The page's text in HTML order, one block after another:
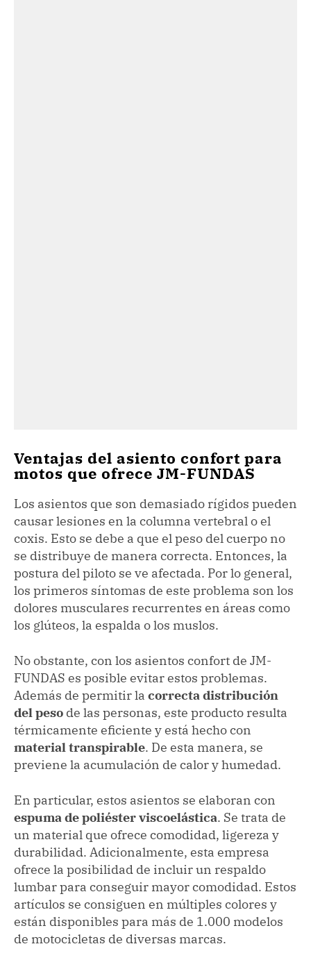
Ventajas del asiento confort para
motos que ofrece JM-FUNDAS
Los asientos que son demasiado rígidos pueden
causar lesiones en la columna vertebral o el
coxis. Esto se debe a que el peso del cuerpo no
se distribuye de manera correcta. Entonces, la
postura del piloto se ve afectada. Por lo general,
los primeros síntomas de este problema son los
dolores musculares recurrentes en áreas como
los glúteos, la espalda o los muslos.
No obstante, con los asientos confort de JM-
FUNDAS es posible evitar estos problemas.
Además de permitir la correcta distribución
del peso de las personas, este producto resulta
térmicamente eficiente y está hecho con
material transpirable. De esta manera, se
previene la acumulación de calor y humedad.
En particular, estos asientos se elaboran con
espuma de poliéster viscoelástica. Se trata de
un material que ofrece comodidad, ligereza y
durabilidad. Adicionalmente, esta empresa
ofrece la posibilidad de incluir un respaldo
lumbar para conseguir mayor comodidad. Estos
artículos se consiguen en múltiples colores y
están disponibles para más de 1.000 modelos
de motocicletas de diversas marcas.